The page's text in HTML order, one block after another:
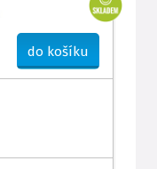
do košíku